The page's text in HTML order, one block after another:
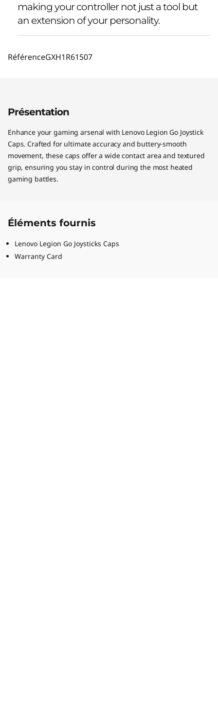
making your controller not just a tool but
an extension of your personality.
RéférenceGXH1R61507
Présentation
Enhance your gaming arsenal with Lenovo Legion Go Joystick
Caps. Crafted for ultimate accuracy and buttery-smooth
movement, these caps offer a wide contact area and textured
grip, ensuring you stay in control during the most heated
gaming battles.
Éléments fournis
Lenovo Legion Go Joysticks Caps
Warranty Card